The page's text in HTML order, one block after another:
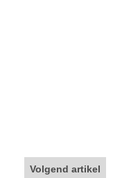
Volgend artikel